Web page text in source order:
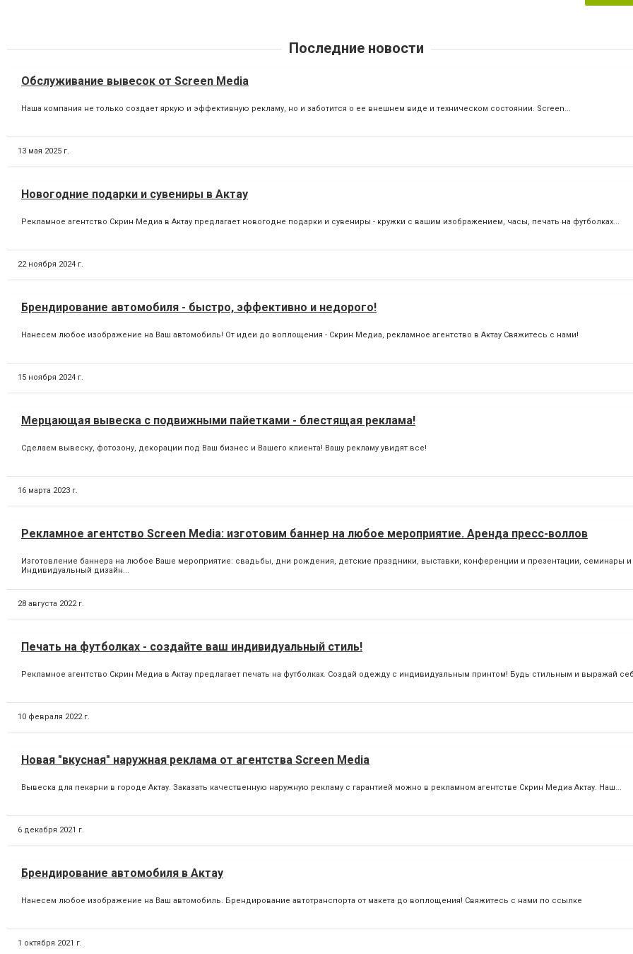
Последние новости
Обслуживание вывесок от Screen Media
Наша компания не только создает яркую и эффективную рекламу, но и заботится о ее внешнем виде и техническом состоянии. Screen...
13 мая 2025 г.
Новогодние подарки и сувениры в Актау
Рекламное агентство Скрин Медиа в Актау предлагает новогодне подарки и сувениры - кружки с вашим изображением, часы, печать на футболках...
22 ноября 2024 г.
Брендирование автомобиля - быстро, эффективно и недорого!
Нанесем любое изображение на Ваш автомобиль! От идеи до воплощения - Скрин Медиа, рекламное агентство в Актау Свяжитесь с нами!
15 ноября 2024 г.
Мерцающая вывеска с подвижными пайетками - блестящая реклама!
Сделаем вывеску, фотозону, декорации под Ваш бизнес и Вашего клиента! Вашу рекламу увидят все!
16 марта 2023 г.
Рекламное агентство Screen Media: изготовим баннер на любое мероприятие. Аренда пресс-воллов
Изготовление баннера на любое Ваше мероприятие: свадьбы, дни рождения, детские праздники, выставки, конференции и презентации, семинары и
Индивидуальный дизайн...
28 августа 2022 г.
Печать на футболках - создайте ваш индивидуальный стиль!
Рекламное агентство Скрин Медиа в Актау предлагает печать на футболках. Создай одежду с индивидуальным принтом! Будь стильным и выражай
10 февраля 2022 г.
Новая "вкусная" наружная реклама от агентства Screen Media
Вывеска для пекарни в городе Актау. Заказать качественную наружную рекламу с гарантией можно в рекламном агентстве Скрин Медиа Актау. Наш...
6 декабря 2021 г.
Брендирование автомобиля в Актау
Нанесем любое изображение на Ваш автомобиль. Брендирование автотранспорта от макета до воплощения! Свяжитесь с нами по ссылке
1 октября 2021 г.